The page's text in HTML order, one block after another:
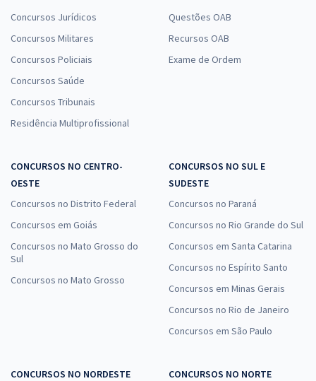
Concursos Jurídicos
Concursos Militares
Concursos Policiais
Concursos Saúde
Concursos Tribunais
Residência Multiprofissional
Questões OAB
Recursos OAB
Exame de Ordem
CONCURSOS NO CENTRO-
OESTE
Concursos no Distrito Federal
Concursos em Goiás
Concursos no Mato Grosso do
Sul
Concursos no Mato Grosso
CONCURSOS NO SUL E
SUDESTE
Concursos no Paraná
Concursos no Rio Grande do Sul
Concursos em Santa Catarina
Concursos no Espírito Santo
Concursos em Minas Gerais
Concursos no Rio de Janeiro
Concursos em São Paulo
CONCURSOS NO NORDESTE
CONCURSOS NO NORTE